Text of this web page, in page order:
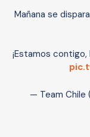
Mañana se
¡Estamos contigo,
— Team Chile